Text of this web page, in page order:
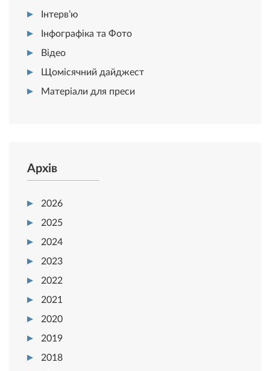
Інтерв’ю
Інфографіка та Фото
Відео
Щомісячний дайджест
Матеріали для преси
Архів
2026
2025
2024
2023
2022
2021
2020
2019
2018